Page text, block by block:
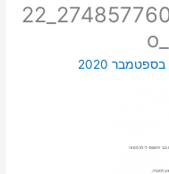
117342489_2748577608710335_22